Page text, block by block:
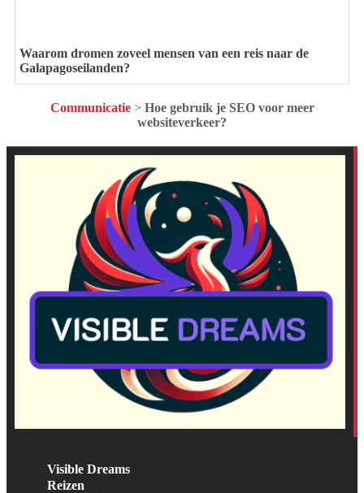
Waarom dromen zoveel mensen van een reis naar de
Galapagoseilanden?
Communicatie> Hoe gebruik je SEO voor meer
websiteverkeer?
Visible Dreams
Reizen